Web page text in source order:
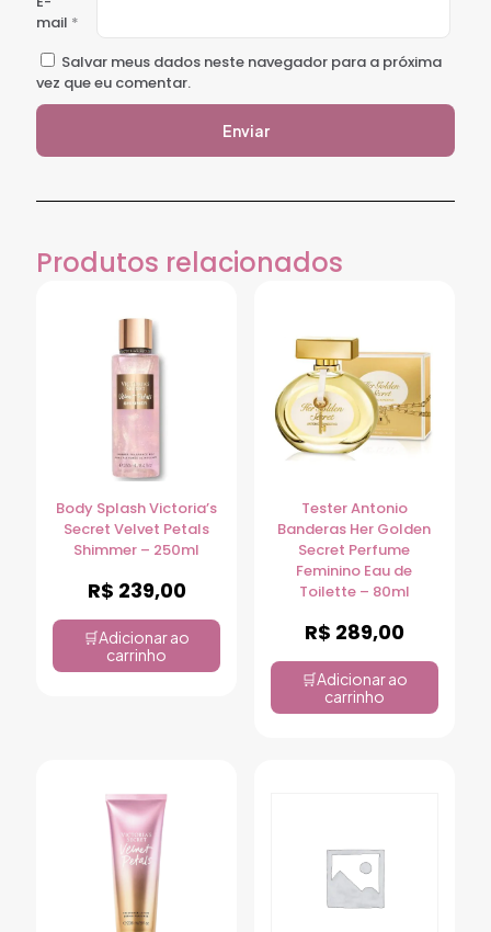
mail *
Salvar meus dados neste navegador para a próxima
vez que eu comentar.
Produtos relacionados
Body Splash Victoria’s
Secret Velvet Petals
Shimmer – 250ml
R$ 239,00
Adicionar ao
carrinho
Tester Antonio
Banderas Her Golden
Secret Perfume
Feminino Eau de
Toilette – 80ml
R$ 289,00
Adicionar ao
carrinho